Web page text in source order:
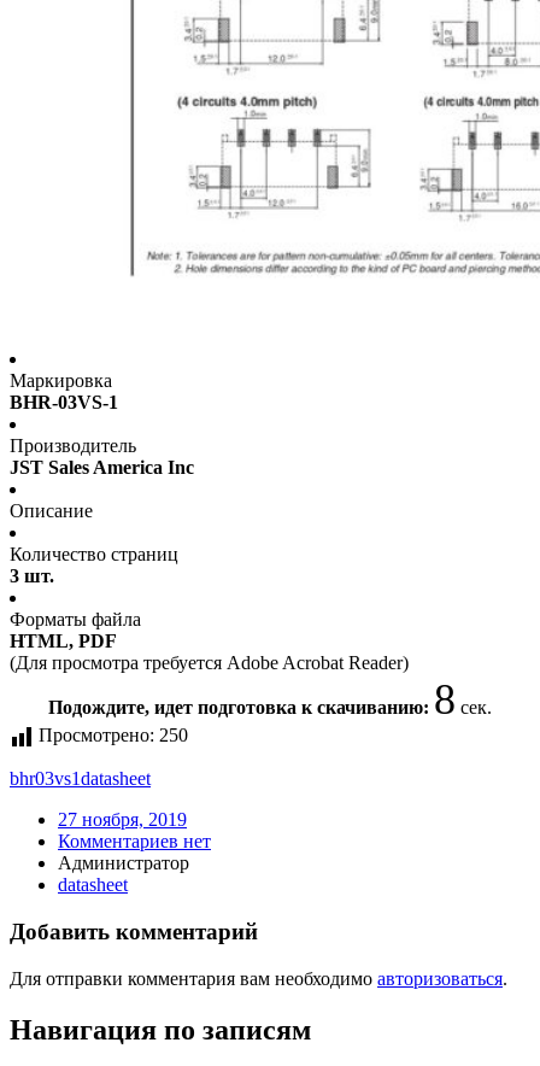
Маркировка
BHR-03VS-1
Производитель
JST Sales America Inc
Описание
Количество страниц
3 шт.
Форматы файла
HTML, PDF
(Для просмотра требуется Adobe Acrobat Reader)
Подождите, идет подготовка к скачиванию: 8 сек.
Просмотрено: 250
bhr03vs1datasheet
27 ноября, 2019
Комментариев нет
Администратор
datasheet
Добавить комментарий
Для отправки комментария вам необходимо авторизоваться.
Навигация по записям